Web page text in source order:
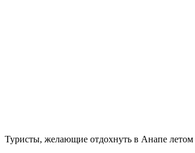
Туристы, желающие отдохнуть в Анапе летом